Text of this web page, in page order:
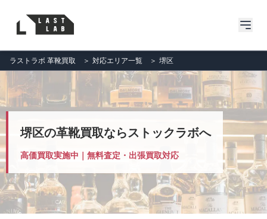
ラストラボ 革靴買取 ＞ 対応エリア一覧 ＞ 堺区
堺区の革靴買取ならストックラボへ
高価買取実施中｜無料査定・出張買取対応